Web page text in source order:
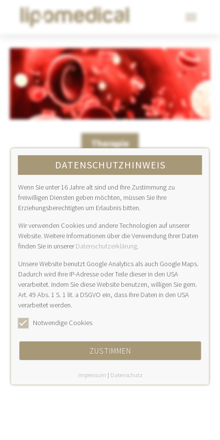
Skip to main navigation
Zum Hauptinhalt springen
Skip to page footer
Therapie
ambulante Thrombosebehandlung
duplex/-Veinlitekontrollierte Schaumverödung
Laser
- und Radiowellentherapie von
apparative intermittierende Entstauung
intermittierende Vacuumtherapie (Vacumed)
Infusionen zur Durchblutungsförderung bei PAVK,
Raynaud, Thrombangiitis obliterans,
Mikrozirkulationsstörungen, Blue toe Syndrom..etc
Wundversorgung
manuelle Lymphdrainagedurch Kooperation mit
Lymphtherapeuten
LPG Endermologie Lipomassage
DATENSCHUTZHINWEIS
Wenn Sie unter 16 Jahre alt sind und Ihre Zustimmung zu
freiwilligen Diensten geben möchten, müssen Sie Ihre
Erziehungsberechtigten um Erlaubnis bitten.
Wir verwenden Cookies und andere Technologien auf unserer
Website. Weitere Informationen über die Verwendung Ihrer Daten
finden Sie in unsererDatenschutzerklärung.
Unsere Website benutzt Google Analytics als auch Google Maps.
Dadurch wird Ihre IP-Adresse oder Teile dieser in den USA
verarbeitet. Indem Sie diese Website benutzen, willigen Sie gem.
Art. 49 Abs. 1 S. 1 lit. a DSGVO ein, dass Ihre Daten in den USA
verarbeitet werden.
Notwendige Cookies
ZUSTIMMEN
Impressum | Datenschutz